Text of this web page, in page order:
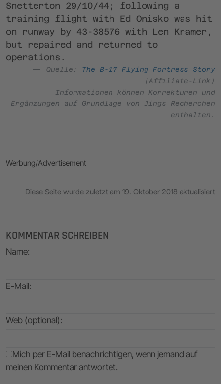
Snetterton 29/10/44; following a
training flight with Ed Onisko was hit
on runway by 43-38576 with Len Kramer,
but repaired and returned to
operations.
Quelle:
The B-17 Flying Fortress Story
(Affiliate-Link)
Informationen können Korrekturen und
Ergänzungen auf Grundlage von Jings Recherchen
enthalten.
Werbung/Advertisement
Diese Seite wurde zuletzt am 19. Oktober 2018 aktualisiert
KOMMENTAR SCHREIBEN
Name:
E-Mail:
Web (optional):
Mich per E-Mail benachrichtigen, wenn jemand auf
meinen Kommentar antwortet.